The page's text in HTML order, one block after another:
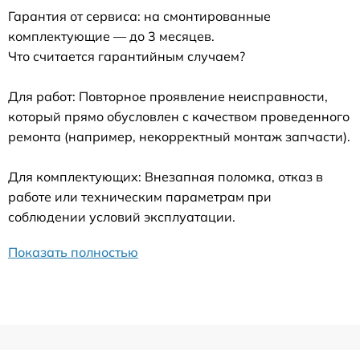
Гарантия от сервиса: на смонтированные
комплектующие — до 3 месяцев.
Что считается гарантийным случаем?
Для работ: Повторное проявление неисправности,
который прямо обусловлен с качеством проведенного
ремонта (например, некорректный монтаж запчасти).
Для комплектующих: Внезапная поломка, отказ в
работе или техническим параметрам при
соблюдении условий эксплуатации.
Показать полностью